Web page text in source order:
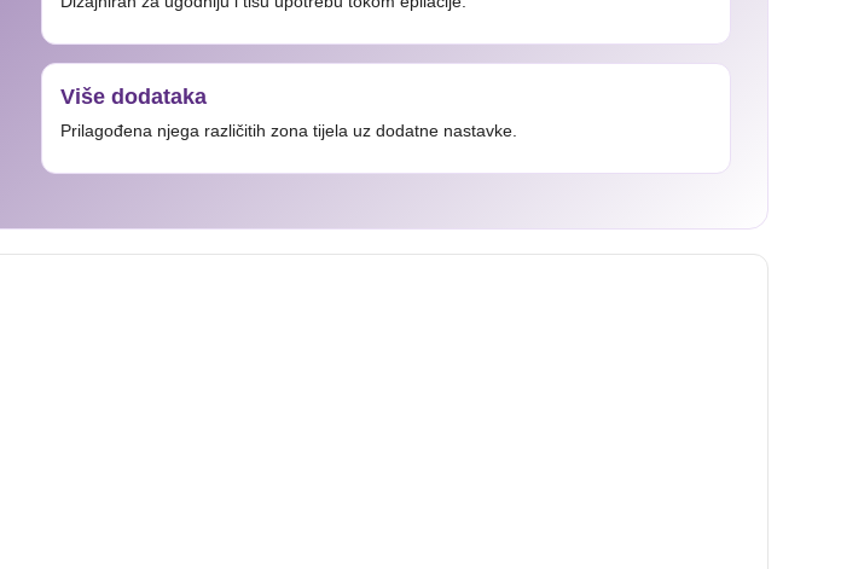
Više dodataka
Prilagođena njega različitih zona tijela uz dodatne nastavke.